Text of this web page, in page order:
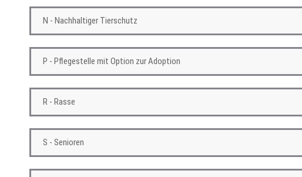
N - Nachhaltiger Tierschutz
P - Pflegestelle mit Option zur Adoption
R - Rasse
S - Senioren